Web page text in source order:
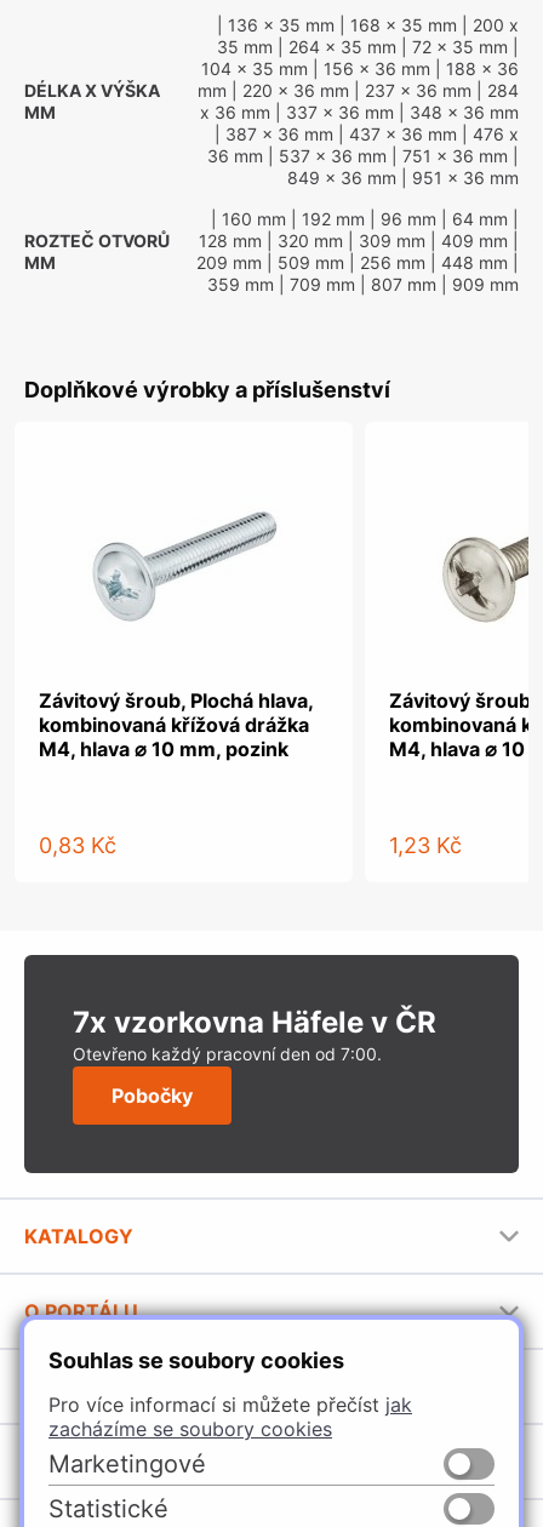
Souhlas se soubory cookies
Pro více informací si můžete přečíst jak
zacházíme se soubory cookies
Marketingové
Statistické
DÉLKA X VÝŠKA
MM
| 136 x 35 mm | 168 x 35 mm | 200 x
35 mm | 264 x 35 mm | 72 x 35 mm
104 x 35 mm | 156 x 36 mm | 188 x 36
mm | 220 x 36 mm | 237 x 36 mm | 284
x 36 mm | 337 x 36 mm | 348 x 36 mm
| 387 x 36 mm | 437 x 36 mm | 476 x
36 mm | 537 x 36 mm | 751 x 36 mm
849 x 36 mm | 951 x 36 mm
ROZTEČ OTVORŮ
MM
| 160 mm | 192 mm | 96 mm | 64 mm
128 mm | 320 mm | 309 mm | 409 mm
209 mm | 509 mm | 256 mm | 448 mm
359 mm | 709 mm | 807 mm | 909 mm
Doplňkové výrobky a příslušenství
Závitový šroub, Plochá hlava,
kombinovaná křížová drážka
M4, hlava ⌀ 10 mm, pozink
0,83 Kč
Závitový šroub,
kombinovaná
M4, hlava ⌀ 10
1,23 Kč
7x vzorkovna Häfele v ČR
Otevřeno každý pracovní den od 7:00.
Pobočky
KATALOGY
Stavební katalog Häfele
Brožury Häfele
O PORTÁLU
Provozovatel portálu
Jak používat portál
Úchytky
Nábytkové kování
Vybavení kuchyní
POBOČKY
Domašín